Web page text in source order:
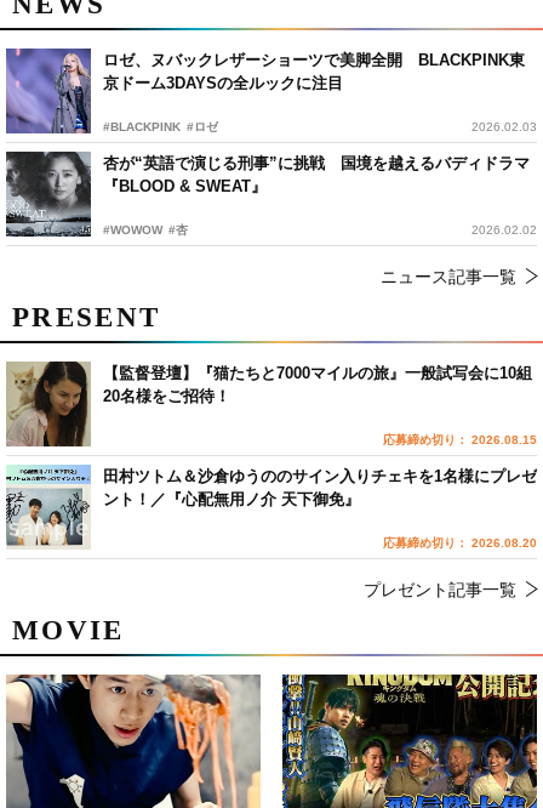
ロゼ、ヌバックレザーショーツで美脚全開 BLACKPINK東
京ドーム3DAYSの全ルックに注目
#BLACKPINK #ロゼ 2026.02.03
杏が“英語で演じる刑事”に挑戦 国境を越えるバディドラマ
『BLOOD & SWEAT』
#WOWOW #杏 2026.02.02
ニュース記事一覧
MOVIE
PRESENT
【監督登壇】『猫たちと7000マイルの旅』一般試写会に10組
20名様をご招待！
応募締め切り： 2026.08.15
田村ツトム＆沙倉ゆうののサイン入りチェキを1名様にプレゼ
ント！／『心配無用ノ介 天下御免』
応募締め切り： 2026.08.20
プレゼント記事一覧